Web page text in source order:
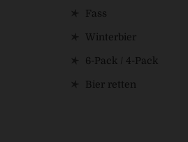
Fass
Winterbier
6-Pack / 4-Pack
Bier retten